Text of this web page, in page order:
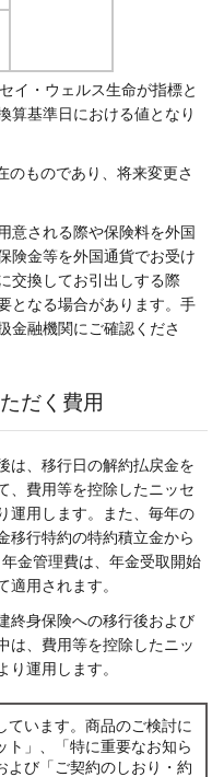
イ・ウェルス生命が指標と
算基準日における値となり
のものであり、将来変更さ
意される際や保険料を外国
険金等を外国通貨でお受け
交換してお引出しする際
となる場合があります。手
金融機関にご確認くださ
だく費用
は、移行日の解約払戻金を
、費用等を控除したニッセ
運用します。また、毎年の
移行特約の特約積立金から
金管理費は、年金受取開始
用されます。
終身保険への移行後および
は、費用等を控除したニッ
り運用します。
ています。商品のご検討に
ト」、「特に重要なお知ら
よび「ご契約のしおり・約